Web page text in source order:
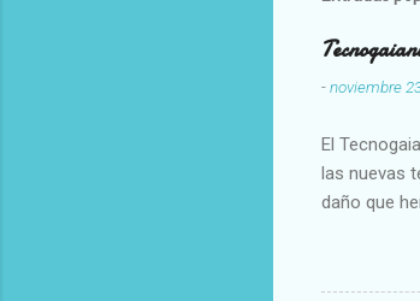
-noviembre
El
las nuevas
daño que